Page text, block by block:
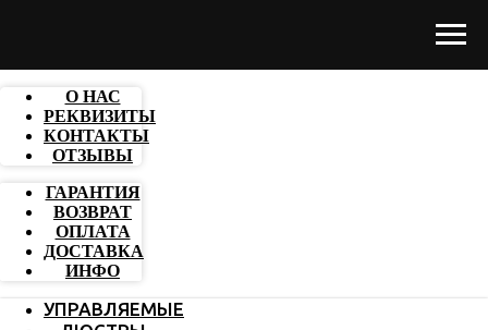
О НАС
РЕКВИЗИТЫ
КОНТАКТЫ
ОТЗЫВЫ
ГАРАНТИЯ
ВОЗВРАТ
ОПЛАТА
ДОСТАВКА
ИНФО
УПРАВЛЯЕМЫЕ